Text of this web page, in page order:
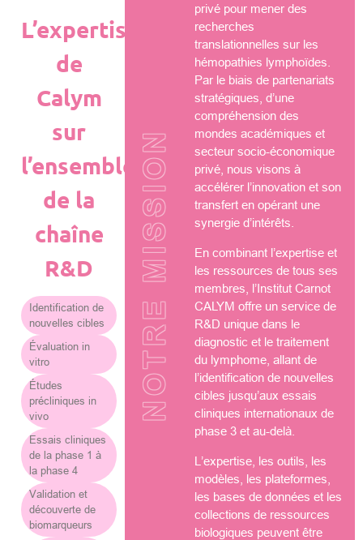
L’expertise
de
Calym
sur
l’ensemble
de la
chaîne
R&D
Identification de
nouvelles cibles
Évaluation in
vitro
Études
précliniques in
vivo
Essais cliniques
de la phase 1 à
la phase 4
Validation et
découverte de
biomarqueurs
NOTRE MISSION
privé pour mener des
recherches
translationnelles sur les
hémopathies lymphoïdes.
Par le biais de partenariats
stratégiques, d’une
compréhension des
mondes académiques et
secteur socio-économique
privé, nous visons à
accélérer l’innovation et son
transfert en opérant une
synergie d’intérêts.
En combinant l’expertise et
les ressources de tous ses
membres, l’Institut Carnot
CALYM offre un service de
R&D unique dans le
diagnostic et le traitement
du lymphome, allant de
l’identification de nouvelles
cibles jusqu’aux essais
cliniques internationaux de
phase 3 et au-delà.
L’expertise, les outils, les
modèles, les plateformes,
les bases de données et les
collections de ressources
biologiques peuvent être